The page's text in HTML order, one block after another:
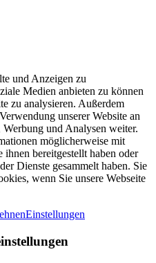
und Anzeigen zu
Medien anbieten zu können
zu analysieren. Außerdem
unserer Website an
und Analysen weiter.
möglicherweise mit
ihnen bereitgestellt haben oder
Dienste gesammelt haben. Sie
wenn Sie unsere Webseite
Einstellungen